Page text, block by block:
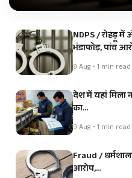
NDPS / रोहड़ू में
भंडाफोड़, पांच
9 Aug • 1 min read
देश में यहां मिला
का…
9 Aug • 1 min read
Fraud /
आरोप,…